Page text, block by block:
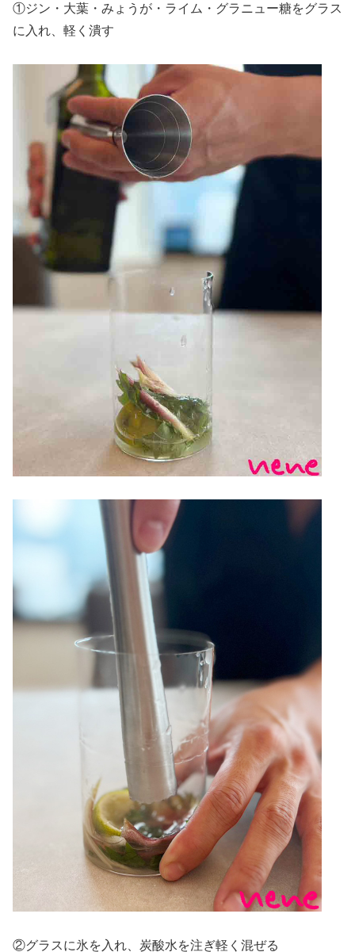
①ジン・大葉・みょうが・ライム・グラニュー糖をグラス
に入れ、軽く潰す
②グラスに氷を入れ、炭酸水を注ぎ軽く混ぜる